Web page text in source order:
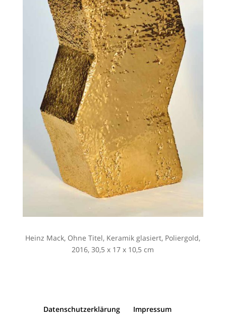
Heinz Mack, Ohne Titel, Keramik glasiert, Poliergold,
2016, 30,5 x 17 x 10,5 cm
Datenschutzerklärung Impressum